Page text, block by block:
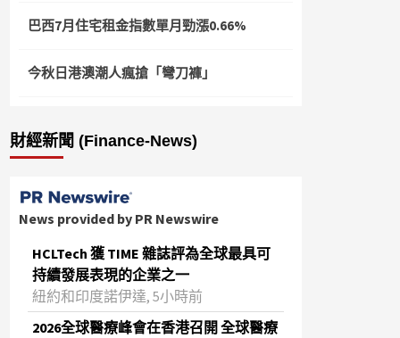
巴西7月住宅租金指數單月勁漲0.66%
今秋日港澳潮人瘋搶「彎刀褲」
財經新聞 (Finance-News)
News provided by PR Newswire
HCLTech 獲 TIME 雜誌評為全球最具可
持續發展表現的企業之一
紐約和印度諾伊達, 5小時前
2026全球醫療峰會在香港召開 全球醫療